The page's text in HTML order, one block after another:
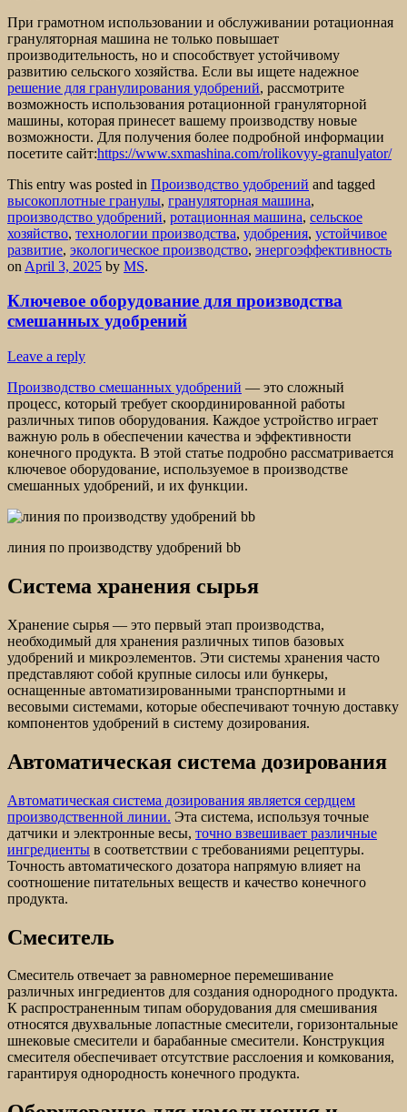
При грамотном использовании и обслуживании ротационная
грануляторная машина не только повышает
производительность, но и способствует устойчивому
развитию сельского хозяйства. Если вы ищете надежное
решение для гранулирования удобрений, рассмотрите
возможность использования ротационной грануляторной
машины, которая принесет вашему производству новые
возможности. Для получения более подробной информации
посетите сайт:https://www.sxmashina.com/rolikovyy-granulyator/
This entry was posted in Производство удобрений and tagged
высокоплотные гранулы, грануляторная машина,
производство удобрений, ротационная машина, сельское
хозяйство, технологии производства, удобрения, устойчивое
развитие, экологическое производство, энергоэффективность
on April 3, 2025 by MS.
Ключевое оборудование для производства
смешанных удобрений
Leave a reply
Производство смешанных удобрений — это сложный
процесс, который требует скоординированной работы
различных типов оборудования. Каждое устройство играет
важную роль в обеспечении качества и эффективности
конечного продукта. В этой статье подробно рассматривается
ключевое оборудование, используемое в производстве
смешанных удобрений, и их функции.
линия по производству удобрений bb
Система хранения сырья
Хранение сырья — это первый этап производства,
необходимый для хранения различных типов базовых
удобрений и микроэлементов. Эти системы хранения часто
представляют собой крупные силосы или бункеры,
оснащенные автоматизированными транспортными и
весовыми системами, которые обеспечивают точную доставку
компонентов удобрений в систему дозирования.
Автоматическая система дозирования
Автоматическая система дозирования является сердцем
производственной линии. Эта система, используя точные
датчики и электронные весы, точно взвешивает различные
ингредиенты в соответствии с требованиями рецептуры.
Точность автоматического дозатора напрямую влияет на
соотношение питательных веществ и качество конечного
продукта.
Смеситель
Смеситель отвечает за равномерное перемешивание
различных ингредиентов для создания однородного продукта.
К распространенным типам оборудования для смешивания
относятся двухвальные лопастные смесители, горизонтальные
шнековые смесители и барабанные смесители. Конструкция
смесителя обеспечивает отсутствие расслоения и комкования,
гарантируя однородность конечного продукта.